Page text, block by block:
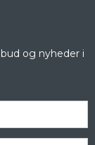
og nyheder i